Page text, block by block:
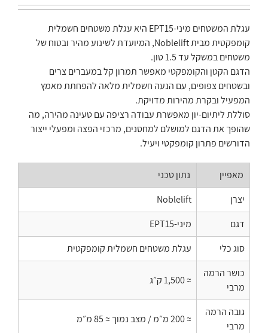
עגלת המשטחים מיני-EPT15 היא עגלת משטחים חשמלית
קומפקטית מבית Noblelift, המיועדת לשינוע מהיר ובטוח של
משטחים במשקל עד 1.5 טון.
הדגם הקטן והקומפקטי מאפשר תמרון קל במעברים צרים
ובשטחים צפופים, עם הנעה חשמלית מלאה להפחתת מאמץ
המפעיל ובקרת מהירות מדויקת.
סוללת ליתיום-יון מאפשרת עבודה רציפה עם טעינה מהירה, מה
שהופך את הדגם למושלם למחסנים, מרכזי הפצה ומפעלי ייצור
הדורשים פתרון קומפקטי ויעיל.
מאפיין
נתון טכני
יצרן
Noblelift
דגם
מיני-EPT15
סוג כלי
עגלת משטחים חשמלית קומפקטית
כושר הרמה
מרבי
≈ 1,500 ק״ג
גובה הרמה
מרבי
≈ 200 מ״מ / מצב נמוך ≈ 85 מ״מ